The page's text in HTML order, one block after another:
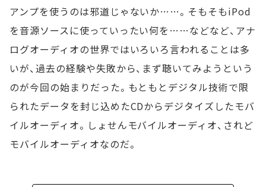
アンプを使うのは邪道じゃないか……。そもそもiPod
を音源ソースに使っていったい何を……などなど、アナ
ログオーディオの世界ではいろいろ言われることは多
いが、過去の経験や失敗から、まず聴いてみようという
のが今回の始まりだった。もともとデジタル技術で限
られたデータを封じ込めたCDからデジタイズしたモバ
イルオーディオ。しょせんモバイルオーディオ、されど
モバイルオーディオなのだ。